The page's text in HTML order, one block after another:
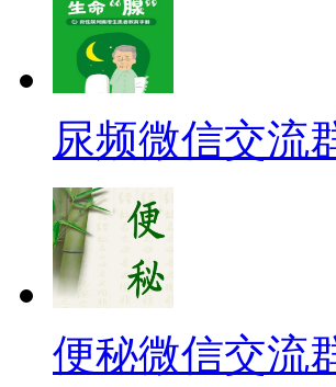
尿频微信交流
便秘微信交流